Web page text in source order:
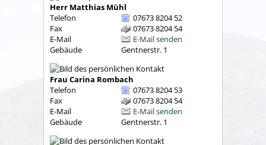
Herr Matthias Mühl
Telefon
07673 8204 52
Fax
07673 8204 54
E-Mail
E-Mail senden
Gebäude
Gentnerstr. 1
Frau Carina Rombach
Telefon
07673 8204 53
Fax
07673 8204 54
E-Mail
E-Mail senden
Gebäude
Gentnerstr. 1